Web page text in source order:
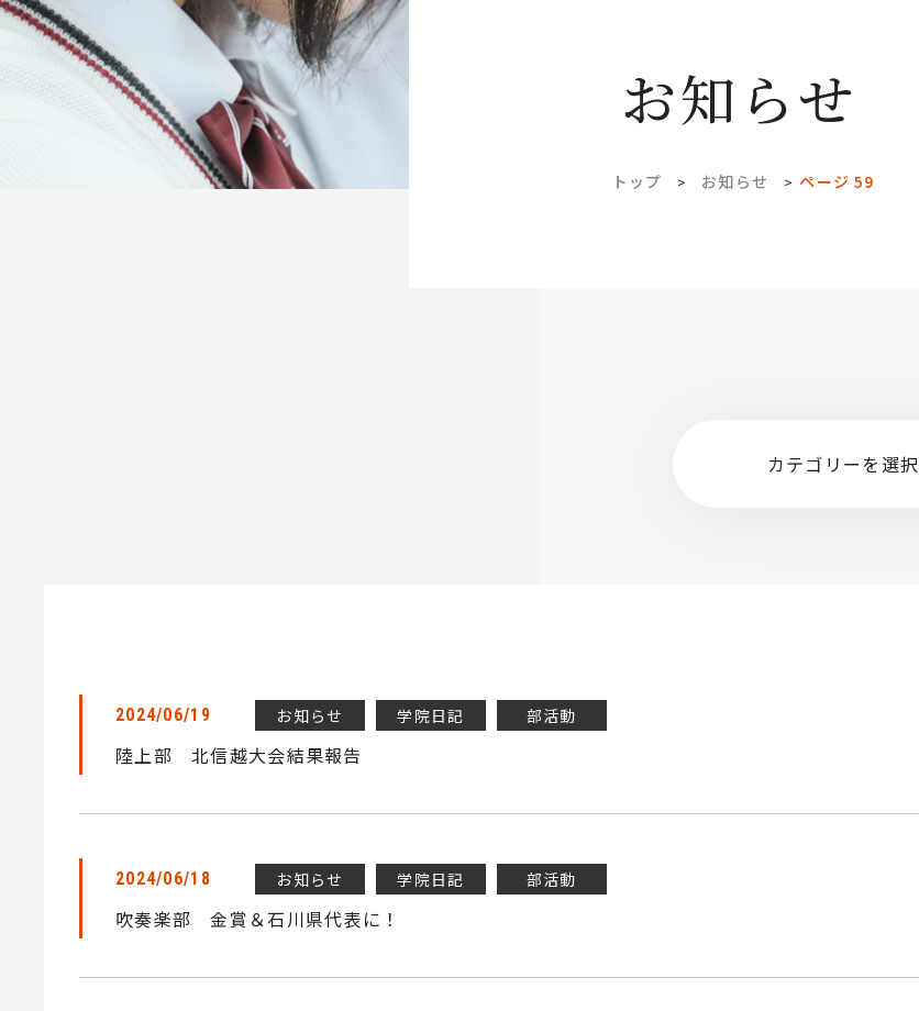
お知らせ
トップ > お知らせ > ページ 59
カテゴリーを選択
2024/06/19 お知らせ 学院日記 部活動
陸上部 北信越大会結果報告
2024/06/18 お知らせ 学院日記 部活動
吹奏楽部 金賞＆石川県代表に！